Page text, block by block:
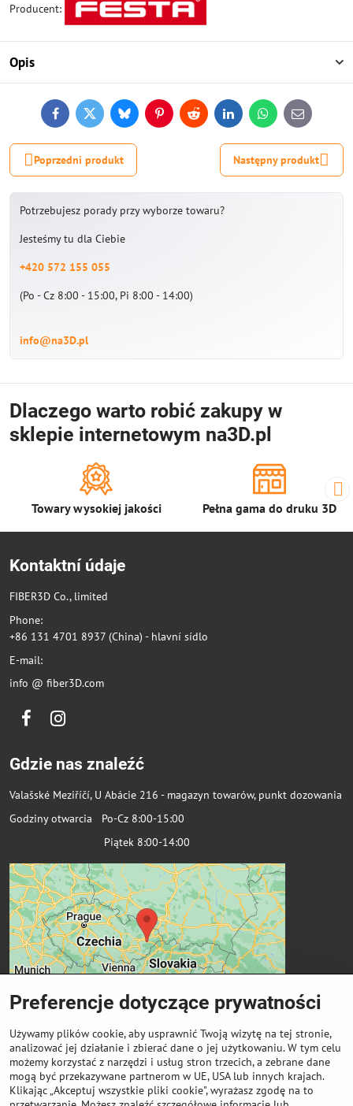
Producent:
Opis
FacebookTwitterBlueskyPinterestReddit LinkedInWhatsApp
E-
mail
Poprzedni produkt Następny produkt
Potrzebujesz porady przy wyborze towaru?
Jesteśmy tu dla Ciebie
+420 572 155 055
(Po - Cz 8:00 - 15:00, Pi 8:00 - 14:00)
info@na3D.pl
Dlaczego warto robić zakupy w
sklepie internetowym na3D.pl
Towary wysokiej jakości Pełna gama do druku 3D
Kontaktní údaje
FIBER3D Co., limited
Phone:
+86 131 4701 8937 (China) - hlavní sídlo
E-mail:
info @ fiber3D.com
FacebookInstagram
Gdzie nas znaleźć
Valašské Meziříčí, U Abácie 216 - magazyn towarów, punkt dozowania
Godziny otwarcia Po-Cz 8:00-15:00
Piątek 8:00-14:00
Ważne linki
Preferencje dotyczące prywatności
Używamy plików cookie, aby usprawnić Twoją wizytę na tej stronie,
analizować jej działanie i zbierać dane o jej użytkowaniu. W tym celu
możemy korzystać z narzędzi i usług stron trzecich, a zebrane dane
mogą być przekazywane partnerom w UE, USA lub innych krajach.
Klikając „Akceptuj wszystkie pliki cookie", wyrażasz zgodę na to